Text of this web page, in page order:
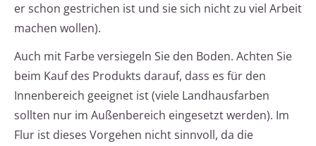
er schon gestrichen ist und sie sich nicht zu viel Arbeit
machen wollen).
Auch mit Farbe versiegeln Sie den Boden. Achten Sie
beim Kauf des Produkts darauf, dass es für den
Innenbereich geeignet ist (viele Landhausfarben
sollten nur im Außenbereich eingesetzt werden). Im
Flur ist dieses Vorgehen nicht sinnvoll, da die